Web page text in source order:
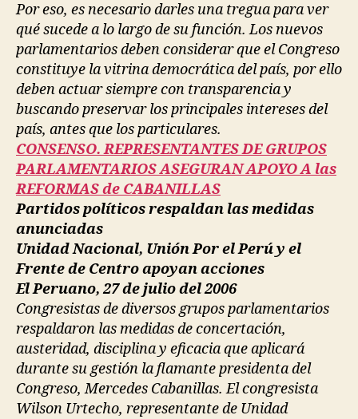
Por eso, es necesario darles una tregua para ver
qué sucede a lo largo de su función. Los nuevos
parlamentarios deben considerar que el Congreso
constituye la vitrina democrática del país, por ello
deben actuar siempre con transparencia y
buscando preservar los principales intereses del
país, antes que los particulares.
CONSENSO. REPRESENTANTES DE GRUPOS
PARLAMENTARIOS ASEGURAN APOYO A las
REFORMAS de CABANILLAS
Partidos políticos respaldan las medidas
anunciadas
Unidad Nacional, Unión Por el Perú y el
Frente de Centro apoyan acciones
El Peruano, 27 de julio del 2006
Congresistas de diversos grupos parlamentarios
respaldaron las medidas de concertación,
austeridad, disciplina y eficacia que aplicará
durante su gestión la flamante presidenta del
Congreso, Mercedes Cabanillas. El congresista
Wilson Urtecho, representante de Unidad